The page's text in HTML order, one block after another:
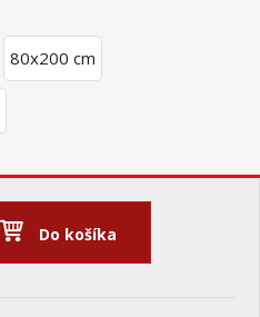
80x200 cm
Do košíka